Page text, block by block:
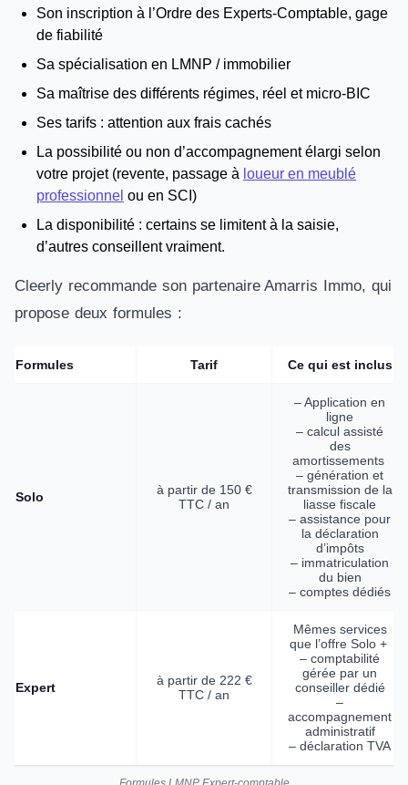
Son inscription à l’Ordre des Experts-Comptable, gage
de fiabilité
Sa spécialisation en LMNP / immobilier
Sa maîtrise des différents régimes, réel et micro-BIC
Ses tarifs : attention aux frais cachés
La possibilité ou non d’accompagnement élargi selon
votre projet (revente, passage à loueur en meublé
professionnel ou en SCI)
La disponibilité : certains se limitent à la saisie,
d’autres conseillent vraiment.
Cleerly recommande son partenaire Amarris Immo, qui
propose deux formules :
Formules Tarif Ce qui est inclus
Solo
à partir de 150 €
TTC / an
– Application en
ligne
– calcul assisté
des
amortissements
– génération et
transmission de la
liasse fiscale
– assistance pour
la déclaration
d’impôts
– immatriculation
du bien
– comptes dédiés
Expert
à partir de 222 €
TTC / an
Mêmes services
que l’offre Solo +
– comptabilité
gérée par un
conseiller dédié
–
accompagnement
administratif
– déclaration TVA